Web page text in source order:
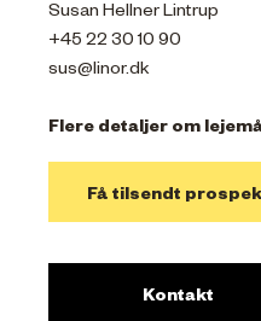
Susan Hellner Lintrup
+45 22 30 10 90
sus@linor.dk
Flere detaljer om
Få tilsendt
Kontakt